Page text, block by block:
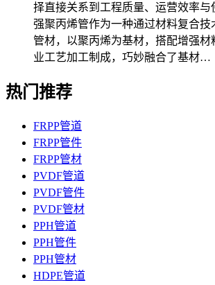
择直接关系到工程质量、运营效率与
强聚丙烯管作为一种通过材料复合技
管材，以聚丙烯为基材，搭配增强材
业工艺加工制成，巧妙融合了基材…
热门推荐
FRPP管道
FRPP管件
FRPP管材
PVDF管道
PVDF管件
PVDF管材
PPH管道
PPH管件
PPH管材
HDPE管道